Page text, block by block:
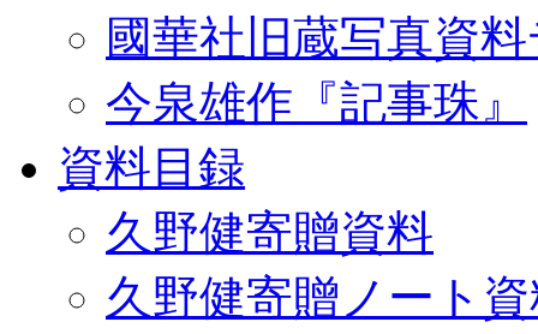
國華社旧蔵写真資
今泉雄作『記事珠』
資料目録
久野健寄贈資料
久野健寄贈ノート